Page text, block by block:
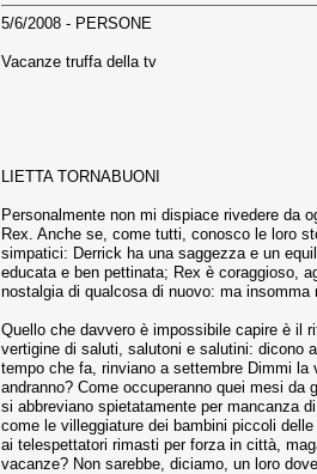
5/6/2008 - PERSONE
Vacanze truffa della tv
LIETTA TORNABUONI
Personalmente non mi dispiace rivedere da
Rex. Anche se, come tutti, conosco le loro
simpatici: Derrick ha una saggezza e un
educata e ben pettinata; Rex è coraggioso,
nostalgia di qualcosa di nuovo: ma
Quello che davvero è impossibile capire è il
vertigine di saluti, salutoni e salutini: dicono
tempo che fa, rinviano a settembre Dimmi la
andranno? Come occuperanno quei mesi
si abbreviano spietatamente per mancanza
come le villeggiature dei bambini piccoli
ai telespettatori rimasti per forza in città,
vacanze? Non sarebbe, diciamo, un loro